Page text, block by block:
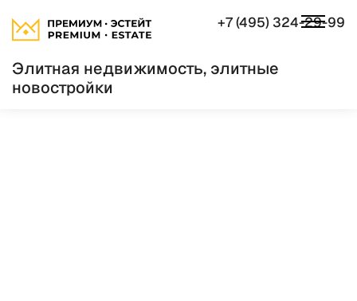
Элитная недвижимость, элитные
новостройки
+7 (495) 324-29-99